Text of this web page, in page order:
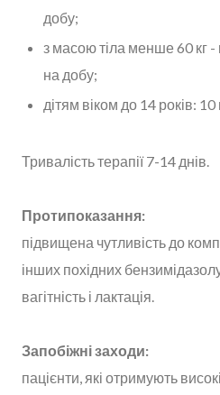
добу;
з масою тіла менше 60 кг
на добу;
дітям віком до 14 років:
Тривалість терапії 7-14 днів.
Протипоказання:
підвищена чутливість до
інших похідних
вагітність і лактація.
Запобіжні заходи:
пацієнти, які отримують